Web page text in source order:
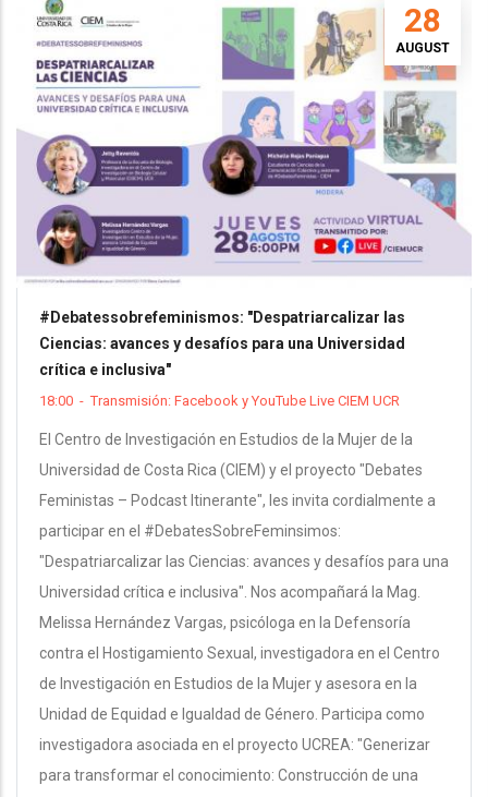
28
AUGUST
#Debatessobrefeminismos: "Despatriarcalizar las
Ciencias: avances y desafíos para una Universidad
crítica e inclusiva"
18:00 - Transmisión: Facebook y YouTube Live CIEM UCR
El Centro de Investigación en Estudios de la Mujer de la
Universidad de Costa Rica (CIEM) y el proyecto "Debates
Feministas – Podcast Itinerante", les invita cordialmente a
participar en el #DebatesSobreFeminsimos:
"Despatriarcalizar las Ciencias: avances y desafíos para una
Universidad crítica e inclusiva". Nos acompañará la Mag.
Melissa Hernández Vargas, psicóloga en la Defensoría
contra el Hostigamiento Sexual, investigadora en el Centro
de Investigación en Estudios de la Mujer y asesora en la
Unidad de Equidad e Igualdad de Género. Participa como
investigadora asociada en el proyecto UCREA: "Generizar
para transformar el conocimiento: Construcción de una